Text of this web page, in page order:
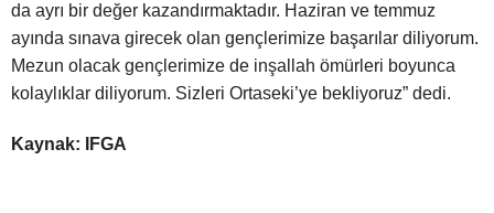
da ayrı bir değer kazandırmaktadır. Haziran ve temmuz
ayında sınava girecek olan gençlerimize başarılar diliyorum.
Mezun olacak gençlerimize de inşallah ömürleri boyunca
kolaylıklar diliyorum. Sizleri Ortaseki’ye bekliyoruz” dedi.
Kaynak: IFGA